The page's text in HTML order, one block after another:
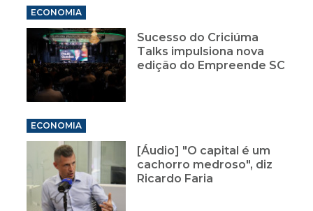
ECONOMIA
Sucesso do Criciúma
Talks impulsiona nova
edição do Empreende SC
ECONOMIA
[Áudio] "O capital é um
cachorro medroso", diz
Ricardo Faria